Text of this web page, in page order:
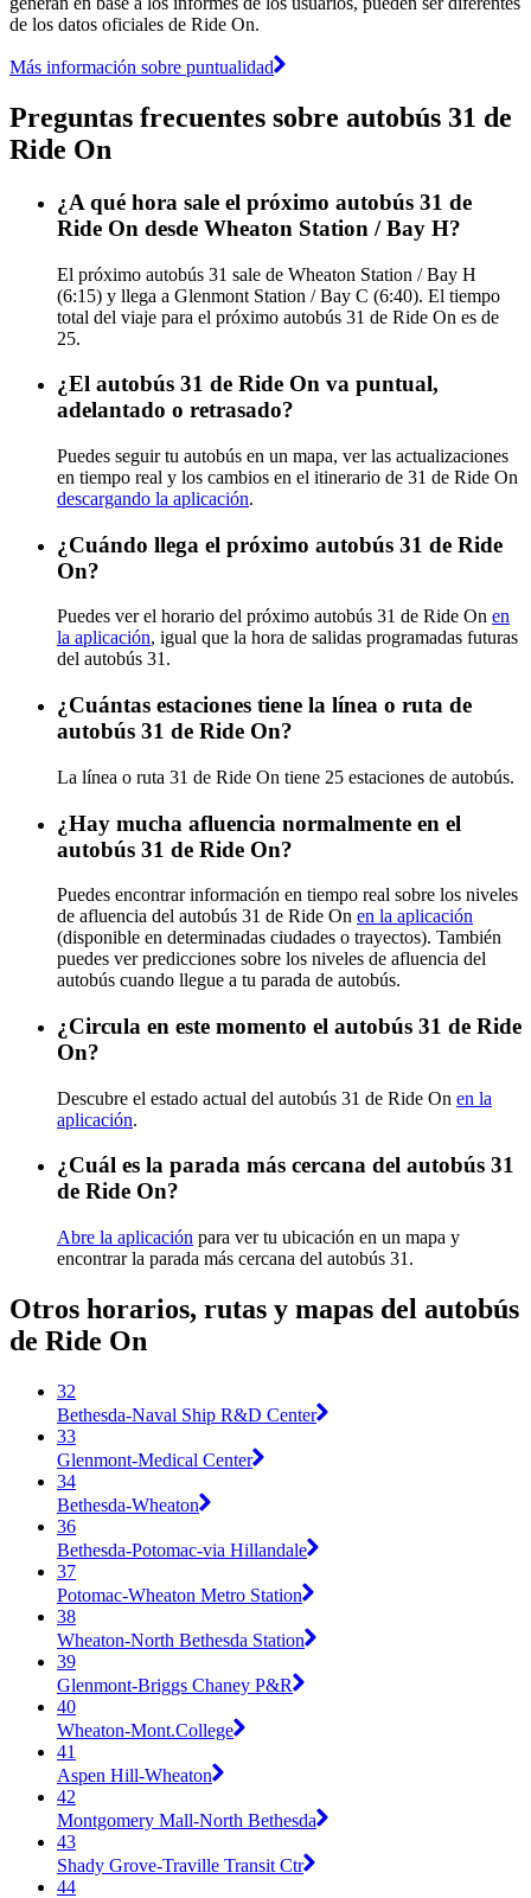
de los datos oficiales de Ride On.
Más información sobre puntualidad
Preguntas frecuentes sobre autobús 31 de
Ride On
¿A qué hora sale el próximo autobús 31 de
Ride On desde Wheaton Station / Bay H?
El próximo autobús 31 sale de Wheaton Station / Bay H
(6:15) y llega a Glenmont Station / Bay C (6:40). El tiempo
total del viaje para el próximo autobús 31 de Ride On es de
25.
¿El autobús 31 de Ride On va puntual,
adelantado o retrasado?
Puedes seguir tu autobús en un mapa, ver las actualizaciones
en tiempo real y los cambios en el itinerario de 31 de Ride On
descargando la aplicación.
¿Cuándo llega el próximo autobús 31 de Ride
On?
Puedes ver el horario del próximo autobús 31 de Ride On en
la aplicación, igual que la hora de salidas programadas futuras
del autobús 31.
¿Cuántas estaciones tiene la línea o ruta de
autobús 31 de Ride On?
La línea o ruta 31 de Ride On tiene 25 estaciones de autobús.
¿Hay mucha afluencia normalmente en el
autobús 31 de Ride On?
Puedes encontrar información en tiempo real sobre los niveles
de afluencia del autobús 31 de Ride On en la aplicación
(disponible en determinadas ciudades o trayectos). También
puedes ver predicciones sobre los niveles de afluencia del
autobús cuando llegue a tu parada de autobús.
¿Circula en este momento el autobús 31 de Ride
On?
Descubre el estado actual del autobús 31 de Ride On en la
aplicación.
¿Cuál es la parada más cercana del autobús 31
de Ride On?
Abre la aplicación para ver tu ubicación en un mapa y
encontrar la parada más cercana del autobús 31.
Otros horarios, rutas y mapas del autobús
de Ride On
32
Bethesda-Naval Ship R&D Center
33
Glenmont-Medical Center
34
Bethesda-Wheaton
36
Bethesda-Potomac-via Hillandale
37
Potomac-Wheaton Metro Station
38
Wheaton-North Bethesda Station
39
Glenmont-Briggs Chaney P&R
40
Wheaton-Mont.College
41
Aspen Hill-Wheaton
42
Montgomery Mall-North Bethesda
43
Shady Grove-Traville Transit Ctr
44